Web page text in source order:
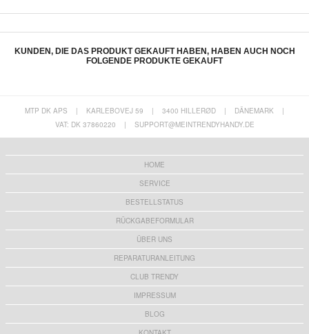
KUNDEN, DIE DAS PRODUKT GEKAUFT HABEN, HABEN AUCH NOCH
FOLGENDE PRODUKTE GEKAUFT
Saii 3D Premium Samsung Galaxy S23 Ultra
5G Panzerglas - 2 Stk.
Panzerglas - 9Hs Matrix Hybrid Glass
Samsung Galaxy S23 Ultra 5G Panzerglas -
9H
MTP DK APS | KARLEBOVEJ 59 | 3400 HILLERØD | DÄNEMARK
|
VAT: DK 37860220
| SUPPORT@MEINTRENDYHANDY.DE
HOME
SERVICE
BESTELLSTATUS
RÜCKGABEFORMULAR
ÜBER UNS
REPARATURANLEITUNG
CLUB TRENDY
IMPRESSUM
BLOG